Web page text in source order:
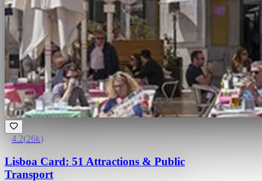
4.2(26k)
Lisboa Card: 51 Attractions & Public
Transport